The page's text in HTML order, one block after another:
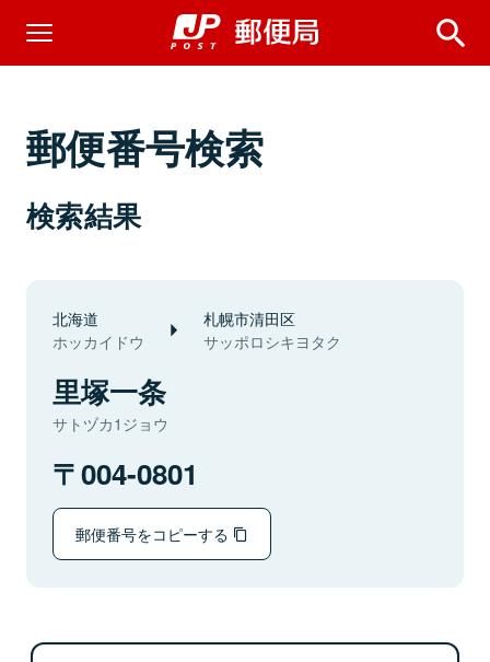
郵便番号検索
検索結果
北海道
ホッカイドウ
札幌市清田区
サッポロシキヨタク
里塚一条
サトヅカ1ジョウ
004-0801
郵便番号をコピーする